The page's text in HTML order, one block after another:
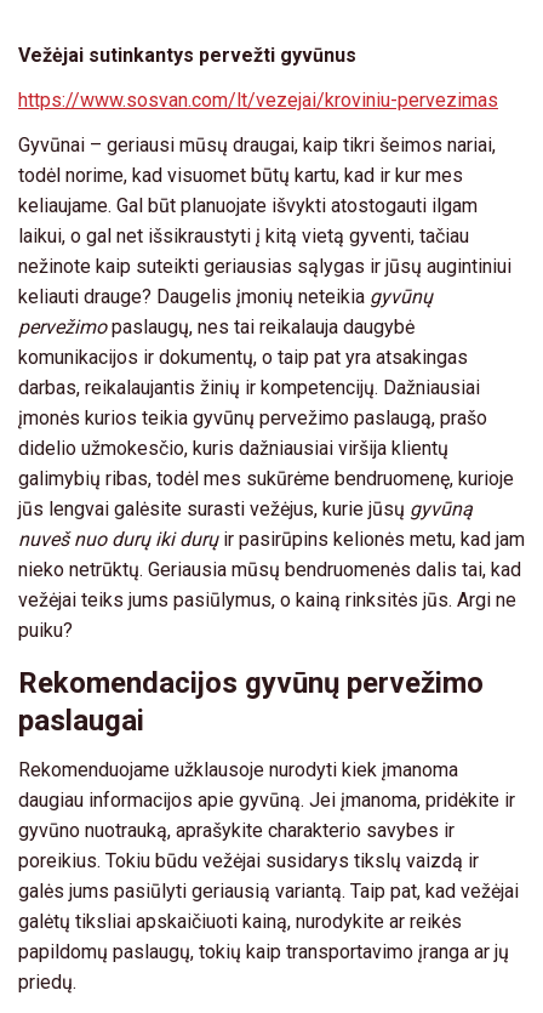
Vežėjai sutinkantys pervežti gyvūnus
https://www.sosvan.com/lt/vezejai/kroviniu-pervezimas
Gyvūnai – geriausi mūsų draugai, kaip tikri šeimos nariai,
todėl norime, kad visuomet būtų kartu, kad ir kur mes
keliaujame. Gal būt planuojate išvykti atostogauti ilgam
laikui, o gal net išsikraustyti į kitą vietą gyventi, tačiau
nežinote kaip suteikti geriausias sąlygas ir jūsų augintiniui
keliauti drauge? Daugelis įmonių neteikia gyvūnų
pervežimopaslaugų, nes tai reikalauja daugybė
komunikacijos ir dokumentų, o taip pat yra atsakingas
darbas, reikalaujantis žinių ir kompetencijų. Dažniausiai
įmonės kurios teikia gyvūnų pervežimo paslaugą, prašo
didelio užmokesčio, kuris dažniausiai viršija klientų
galimybių ribas, todėl mes sukūrėme bendruomenę, kurioje
jūs lengvai galėsite surasti vežėjus, kurie jūsų gyvūną
nuveš nuo durų iki durųir pasirūpins kelionės metu, kad jam
nieko netrūktų. Geriausia mūsų bendruomenės dalis tai, kad
vežėjai teiks jums pasiūlymus, o kainą rinksitės jūs. Argi ne
puiku?
Rekomendacijos gyvūnų pervežimo
paslaugai
Rekomenduojame užklausoje nurodyti kiek įmanoma
daugiau informacijos apie gyvūną. Jei įmanoma, pridėkite ir
gyvūno nuotrauką, aprašykite charakterio savybes ir
poreikius. Tokiu būdu vežėjai susidarys tikslų vaizdą ir
galės jums pasiūlyti geriausią variantą. Taip pat, kad vežėjai
galėtų tiksliai apskaičiuoti kainą, nurodykite ar reikės
papildomų paslaugų, tokių kaip transportavimo įranga ar jų
priedų.